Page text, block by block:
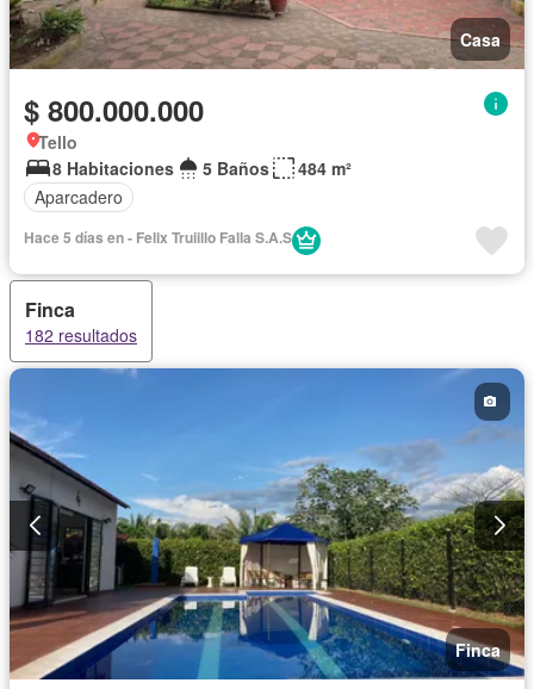
Casa
$ 800.000.000
Tello
8 Habitaciones
5 Baños
484 m²
Aparcadero
Hace 5 días en - Felix Truiillo Falla S.A.S
Finca
182 resultados
Finca